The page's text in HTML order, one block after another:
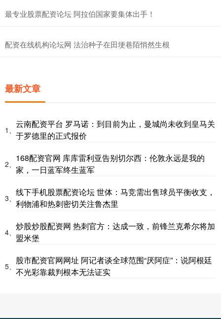
最专业股票配资论坛 阿拉伯国家要集体出手！
配资在线机构论坛网 法治种子在田埂巷陌悄然生根
最新文章
1、
云南配资平台 罗马诺：到目前为止，曼城尚未收到皇马关
于罗德里的正式报价
2、
168配资官网 库库雷利亚告别切尔西：伦敦永远是我的
家，一日蓝军终生蓝军
3、
线下手机股票配资论坛 世体：马竞需出售球员平衡收支，
利物浦和热刺密切关注鲁杰里
4、
炒股炒股配资网 热刺官方：达成一致，前锋兰克希尔将加
盟米堡
5、
股市配资官网网址 阿记者谈全球范围“厌阿症”：说阿根廷
不光彩靠裁判根本无法证实